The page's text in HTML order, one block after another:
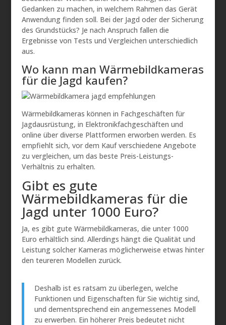
Gedanken zu machen, in welchem Rahmen das Gerät
Anwendung finden soll. Bei der Jagd oder der Sicherung
des Grundstücks? Je nach Anspruch fallen die
Ergebnisse von Tests und Vergleichen unterschiedlich
aus.
Wo kann man Wärmebildkameras
für die Jagd kaufen?
Wärmebildkameras können in Fachgeschäften für
Jagdausrüstung, in Elektronikfachgeschäften und
online über diverse Plattformen erworben werden. Es
empfiehlt sich, vor dem Kauf verschiedene Angebote
zu vergleichen, um das beste Preis-Leistungs-
Verhältnis zu erhalten.
Gibt es gute
Wärmebildkameras für die
Jagd unter 1000 Euro?
Ja, es gibt gute Wärmebildkameras, die unter 1000
Euro erhältlich sind. Allerdings hängt die Qualität und
Leistung solcher Kameras möglicherweise etwas hinter
den teureren Modellen zurück.
Deshalb ist es ratsam zu überlegen, welche
Funktionen und Eigenschaften für Sie wichtig sind,
und dementsprechend ein angemessenes Modell
zu erwerben. Ein höherer Preis bedeutet nicht